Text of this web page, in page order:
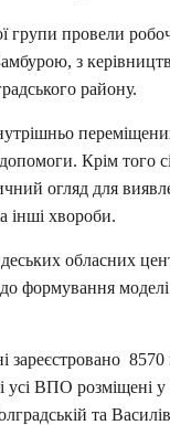
провели
з
району.
Крім того
огляд для
інші хвороби.
обласних
формування
усі ВПО розміщені
та